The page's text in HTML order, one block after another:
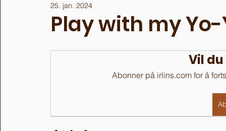
Play with my Yo-
25. jan. 2024
Vil
Abonner på irlins.com for å